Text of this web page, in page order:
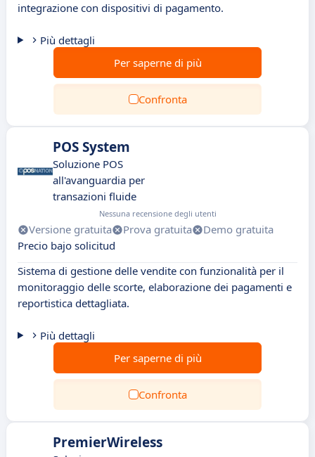
integrazione con dispositivi di pagamento.
Più dettagli
Per saperne di più
Confronta
POS System
Soluzione POS
all'avanguardia per
transazioni fluide
Nessuna recensione degli utenti
Versione gratuita Prova gratuita
Demo gratuita
Precio bajo solicitud
Sistema di gestione delle vendite con funzionalità per il
monitoraggio delle scorte, elaborazione dei pagamenti e
reportistica dettagliata.
Più dettagli
Per saperne di più
Confronta
PremierWireless